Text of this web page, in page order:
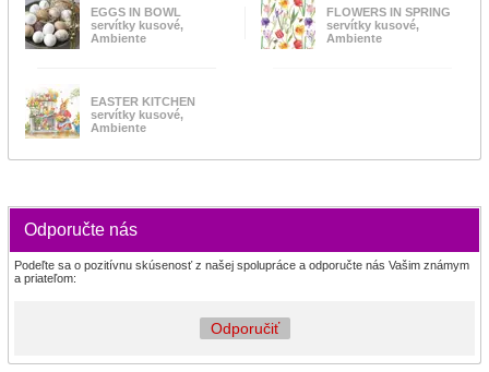
EGGS IN BOWL
servítky kusové,
Ambiente
FLOWERS IN SPRING
servítky kusové,
Ambiente
EASTER KITCHEN
servítky kusové,
Ambiente
Odporučte nás
Podeľte sa o pozitívnu skúsenosť z našej spolupráce a odporučte nás Vašim známym
a priateľom:
Odporučiť